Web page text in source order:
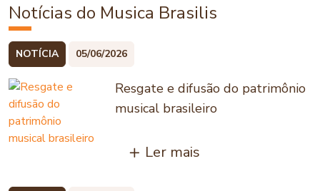
Notícias do Musica Brasilis
NOTÍCIA 05/06/2026
Resgate e difusão do patrimônio
musical brasileiro
Ler mais